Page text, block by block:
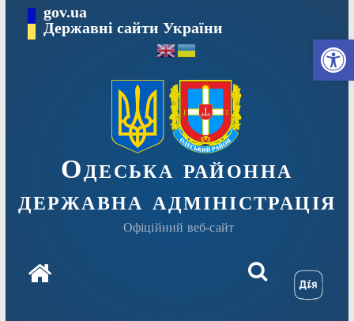
Перейтиgov.ua
Державні сайти України
Одеська районна
державна адміністрація
Офіційний веб-сайт